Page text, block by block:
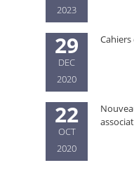
2023
29
DEC
2020
22
OCT
2020